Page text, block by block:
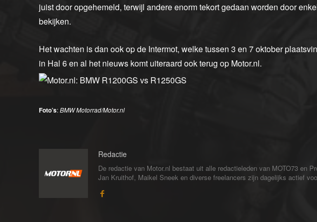
juist door opgehemeld, terwijl andere enorm tekort gedaan worden door
bekijken.
Het wachten is dan ook op de Intermot, welke tussen 3 en 7 oktober
in Hal 6 en al het nieuws komt uiteraard ook terug op Motor.nl.
Foto’s:BMW Motorrad/Motor.nl
Redactie
De redactie van Motor.nl bestaat uit alle redactieleden van MOTO73 en
Jan Kruithof, Maikel Sneek en diverse freelancers zijn dagelijks actief